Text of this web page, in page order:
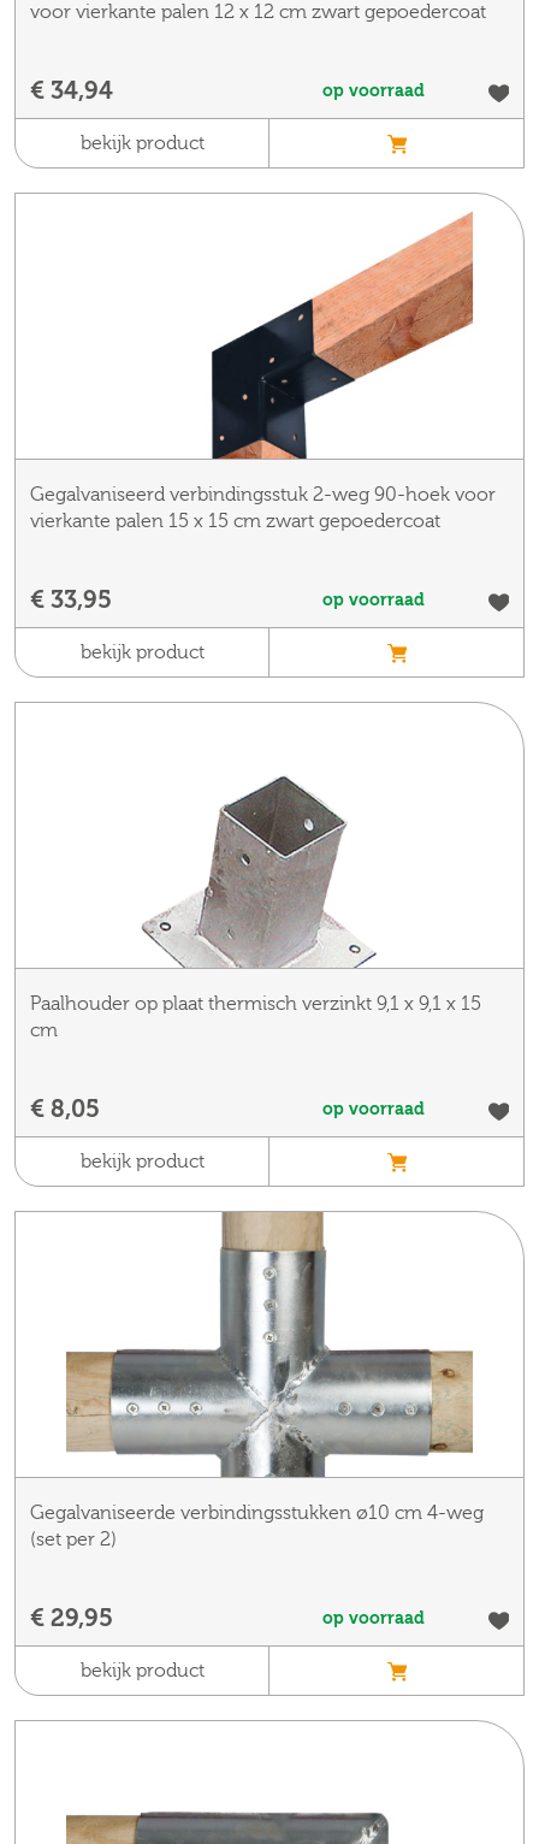
voor vierkante palen 12 x 12 cm zwart gepoedercoat
€ 34,94 op voorraad
bekijk product
Gegalvaniseerd verbindingsstuk 2-weg 90-hoek voor
vierkante palen 15 x 15 cm zwart gepoedercoat
€ 33,95 op voorraad
bekijk product
Paalhouder op plaat thermisch verzinkt 9,1 x 9,1 x 15
cm
€ 8,05 op voorraad
bekijk product
Gegalvaniseerde verbindingsstukken ø10 cm 4-weg
(set per 2)
€ 29,95 op voorraad
bekijk product